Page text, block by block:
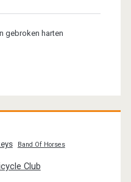
gebroken harten
Band Of Horses
Club